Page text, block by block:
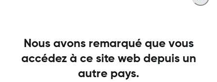
Les personnes qui ont besoin d'une aide
pour le paiement de la quote-part peuvent
bénéficier du programme de soutien au
Nous avons remarqué que vous
accédez à ce site web depuis un
autre pays.